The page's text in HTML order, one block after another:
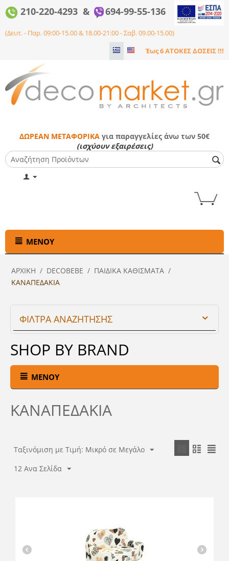
210-220-4293 & 694-99-55-136
(Δευτ. - Παρ. 09:00-15.00 & 18.00-21:00 - Σαβ. 09.00-15.00)
Έως 6 ΑΤΟΚΕΣ ΔΟΣΕΙΣ !!!
ΔΩΡΕΑΝ ΜΕΤΑΦΟΡΙΚΑ για παραγγελίες άνω των 50€
(ισχύουν εξαιρέσεις)
ΜΕΝΟΎ
ΑΡΧΙΚΉ / DECOBEBE / ΠΑΙΔΙΚΑ ΚΑΘΙΣΜΑΤΑ /
ΚΑΝΑΠΕΔΑΚΙΑ
ΦΙΛΤΡΑ ΑΝΑΖΗΤΗΣΗΣ
SHOP BY BRAND
ΜΕΝΟΎ
ΚΑΝΑΠΕΔΑΚΙΑ
Ταξινόμιση με Τιμή: Μικρό σε Μεγάλο
12 Ανα Σελίδα